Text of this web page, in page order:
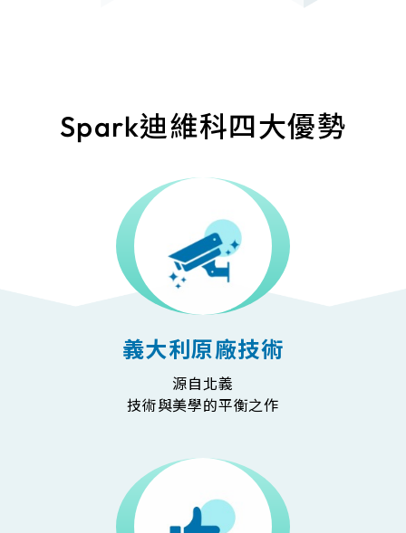
Spark迪維科四大優勢
義大利原廠技術
源自北義
技術與美學的平衡之作